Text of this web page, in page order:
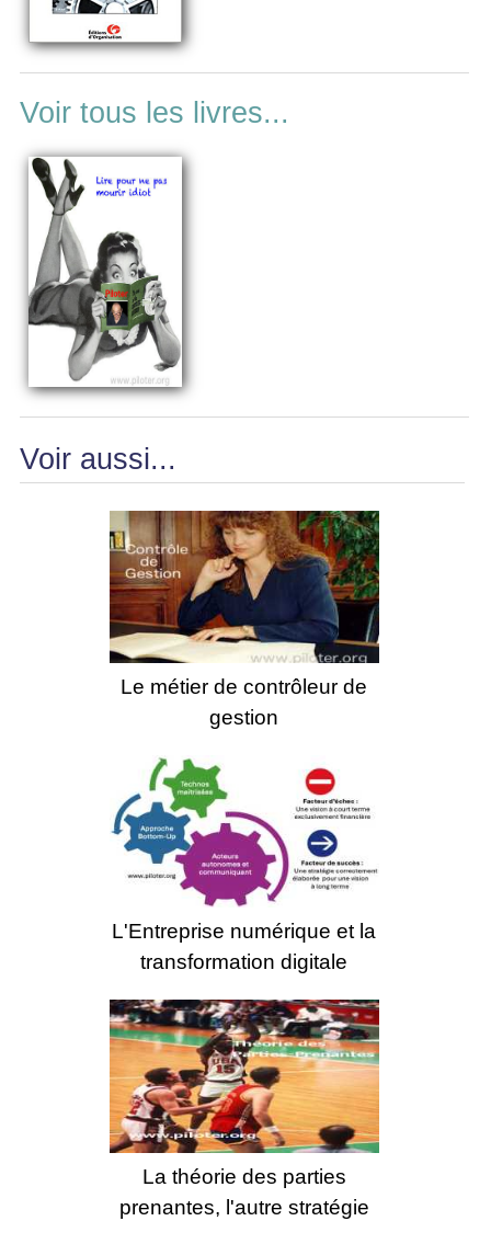
Voir tous les livres...
Voir aussi...
Le métier de contrôleur de
gestion
L'Entreprise numérique et la
transformation digitale
La théorie des parties
prenantes, l'autre stratégie